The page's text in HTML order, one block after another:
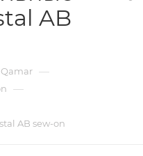
AB
—
—
AB sew-on